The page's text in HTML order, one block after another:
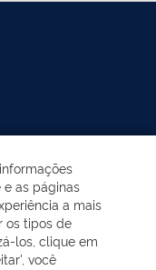
e as páginas
a mais
os tipos de
los, clique em
você